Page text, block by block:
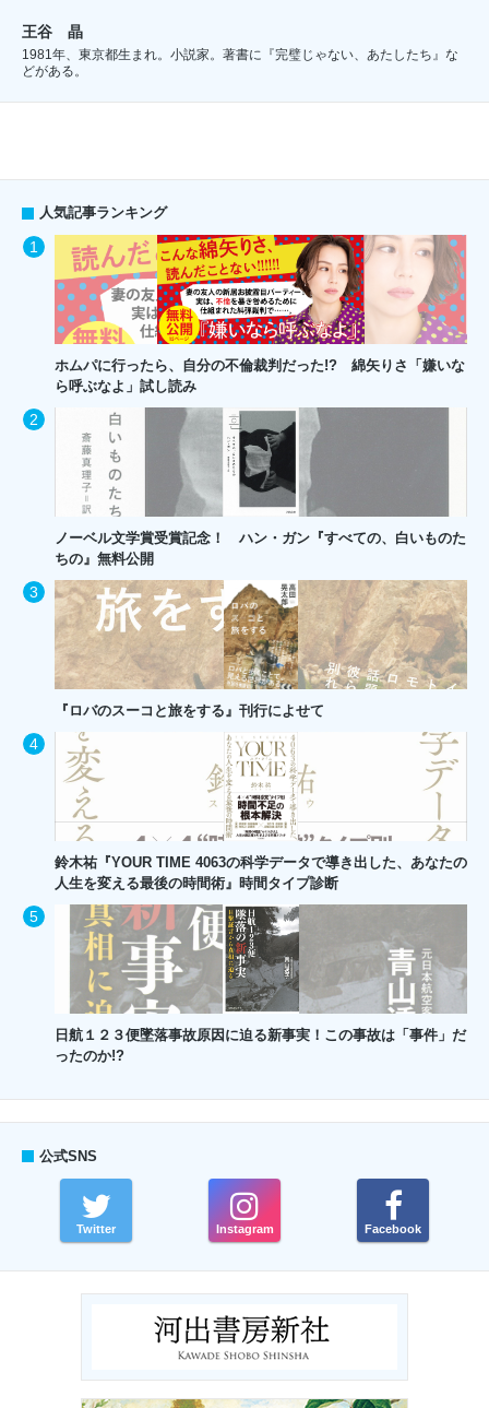
王谷 晶
1981年、東京都生まれ。小説家。著書に『完璧じゃない、あたしたち』な
どがある。
人気記事ランキング
ホムパに行ったら、自分の不倫裁判だった!? 綿矢りさ「嫌いな
ら呼ぶなよ」試し読み
ノーベル文学賞受賞記念！ ハン・ガン『すべての、白いものた
ちの』無料公開
『ロバのスーコと旅をする』刊行によせて
鈴木祐『YOUR TIME 4063の科学データで導き出した、あなたの
人生を変える最後の時間術』時間タイプ診断
日航１２３便墜落事故原因に迫る新事実！この事故は「事件」だ
ったのか!?
公式SNS
Twitter Instagram Facebook